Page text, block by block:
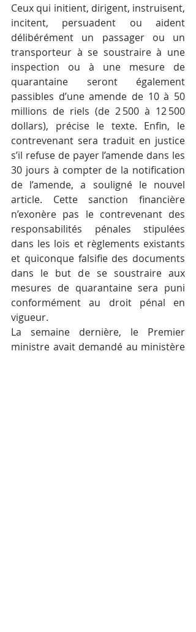
Ceux qui initient, dirigent, instruisent,
incitent, persuadent ou aident
délibérément un passager ou un
transporteur à se soustraire à une
inspection ou à une mesure de
quarantaine seront également
passibles d’une amende de 10 à 50
millions de riels (de 2 500 à 12 500
dollars), précise le texte. Enfin, le
contrevenant sera traduit en justice
s’il refuse de payer l’amende dans les
30 jours à compter de la notification
de l’amende, a souligné le nouvel
article. Cette sanction financière
n’exonère pas le contrevenant des
responsabilités pénales stipulées
dans les lois et règlements existants
et quiconque falsifie des documents
dans le but de se soustraire aux
mesures de quarantaine sera puni
conformément au droit pénal en
vigueur.
La semaine dernière, le Premier
ministre avait demandé au ministère